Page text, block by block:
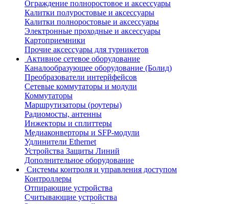
Ограждение полноростовое и аксессуары
Калитки полуростовые и аксессуары
Калитки полноростовые и аксессуары
Электронные проходные и аксессуары
Картоприемники
Прочие аксессуары для турникетов
Активное сетевое оборудование
Каналообразующее оборудование (Болид)
Преобразователи интерйфейсов
Сетевые коммутаторы и модули
Коммутаторы
Маршрутизаторы (роутеры)
Радиомосты, антенны
Инжекторы и сплиттеры
Медиаконверторы и SFP-модули
Удлинители Ethernet
Устройства Защиты Линий
Дополнительное оборудование
Системы контроля и управления доступом
Контроллеры
Отпирающие устройства
Считывающие устройства